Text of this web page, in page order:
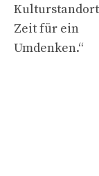
Zeit für ein
Umdenken.“